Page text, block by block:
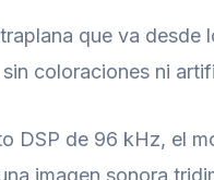
que va desde
coloraciones ni
DSP de 96 kHz, el
imagen sonora